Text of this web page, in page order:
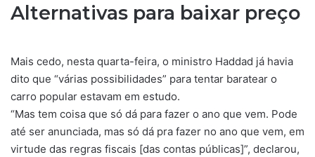
Alternativas para baixar preço
Mais cedo, nesta quarta-feira, o ministro Haddad já havia
dito que “várias possibilidades” para tentar baratear o
carro popular estavam em estudo.
“Mas tem coisa que só dá para fazer o ano que vem. Pode
até ser anunciada, mas só dá pra fazer no ano que vem, em
virtude das regras fiscais [das contas públicas]”, declarou,